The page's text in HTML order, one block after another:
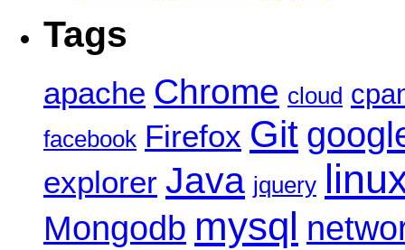
Tags
apache Chrome cloud
facebook Firefox Git
explorer Java jquery
Mongodb mysql